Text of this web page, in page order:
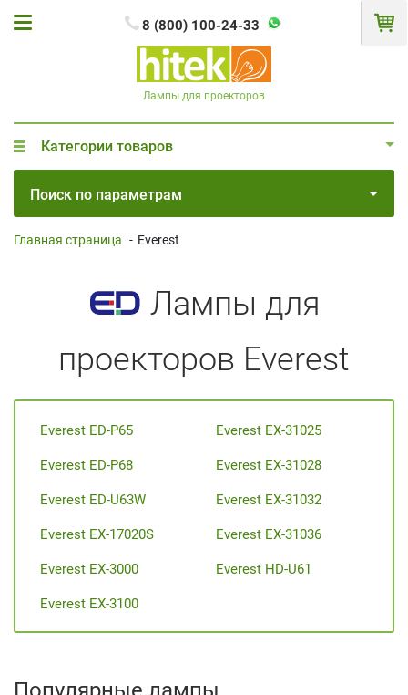
8 (800) 100-24-33
Лампы для проекторов
Категории товаров
Поиск по параметрам
Главная страница - Everest
Лампы для
проекторов Everest
Everest ED-P65
Everest ED-P68
Everest ED-U63W
Everest EX-17020S
Everest EX-3000
Everest EX-3100
Everest EX-31025
Everest EX-31028
Everest EX-31032
Everest EX-31036
Everest HD-U61